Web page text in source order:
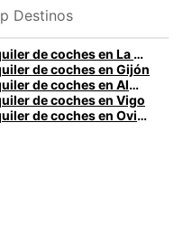
Destinos
Alquiler de coches en La Coruña
de coches en Gijón
Alquiler de coches en Almería
de coches en Vigo
Alquiler de coches en Oviedo